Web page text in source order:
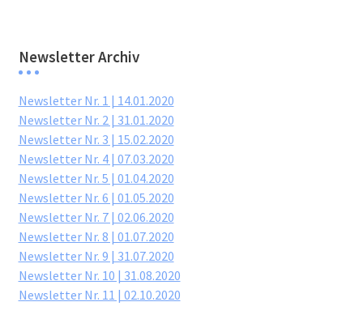
Newsletter Archiv
Newsletter Nr. 1 | 14.01.2020
Newsletter Nr. 2 | 31.01.2020
Newsletter Nr. 3 | 15.02.2020
Newsletter Nr. 4 | 07.03.2020
Newsletter Nr. 5 | 01.04.2020
Newsletter Nr. 6 | 01.05.2020
Newsletter Nr. 7 | 02.06.2020
Newsletter Nr. 8 | 01.07.2020
Newsletter Nr. 9 | 31.07.2020
Newsletter Nr. 10 | 31.08.2020
Newsletter Nr. 11 | 02.10.2020